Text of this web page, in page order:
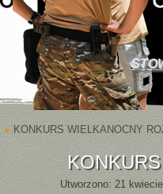
KONKURS WIELKANOCNY
Utworzono: 21